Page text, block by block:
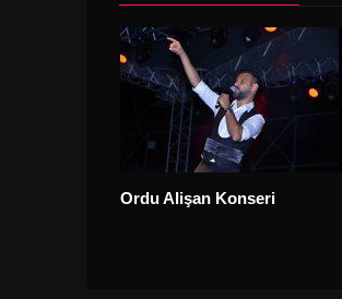
Ordu Alişan Konseri